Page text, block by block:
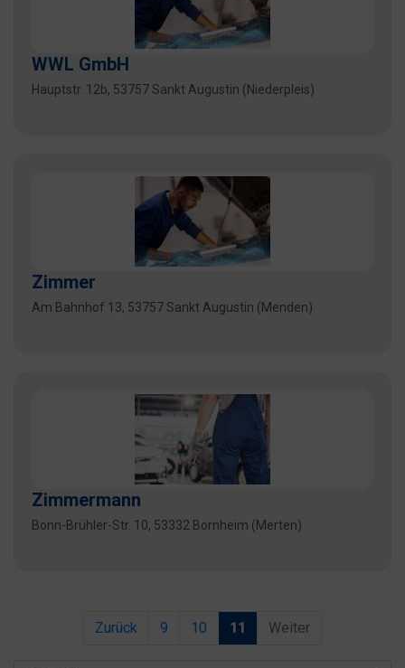
WWL GmbH
Hauptstr. 12b, 53757 Sankt Augustin (Niederpleis)
Zimmer
Am Bahnhof 13, 53757 Sankt Augustin (Menden)
Zimmermann
Bonn-Brühler-Str. 10, 53332 Bornheim (Merten)
Zurück 9 10 11 Weiter